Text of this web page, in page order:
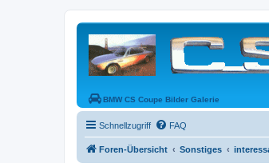
BMW CS Coupe Bilder Galerie
Schnellzugriff FAQ
Foren-Übersicht Sonstiges